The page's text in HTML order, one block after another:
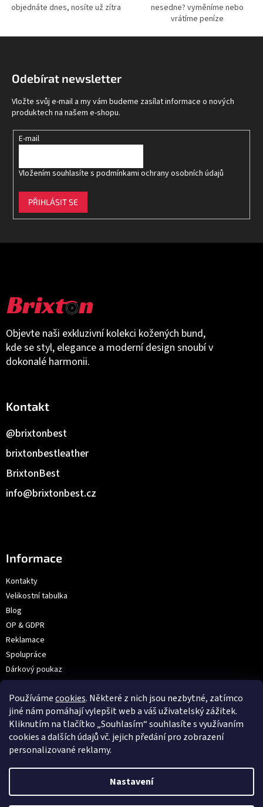
Používámecookies. Některé z nich jsou nezbytné, zatímco
jiné nám pomáhají vylepšit web a váš uživatelský zážitek.
Kliknutím na tlačítko „Souhlasím“ souhlasíte s využívaním
cookies a dalších údajů vč. jejich předání pro zobrazení
personalizované reklamy.
Nastavení
objednáte dnes, nosíte už zítra
nesedne? vyměníme nebo
vrátíme peníze
Objevte naši exkluzivní kolekci kožených bund,
kde se styl, elegance a moderní design snoubí v
dokonalé harmonii.
Kontakt
info@brixtonbest.cz
BrixtonBest
brixtonbestleather
@brixtonbest
Informace
Kontakty
Velikostní tabulka
Blog
OP & GDPR
Reklamace
Spolupráce
Dárkový poukaz
Prodejna: V Hůrkách 2144/3, Praha
VOX
Odebírat newsletter
Vložte svůj e-mail a my vám budeme zasílat informace o nových
produktech na našem e-shopu.
E-mail
Vložením souhlasíte s podmínkami ochrany osobních údajů
PŘIHLÁSIT SE